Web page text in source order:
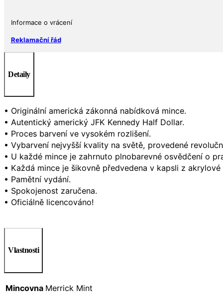
Informace o vrácení
Reklamační řád
Detaily
• Originální americká zákonná nabídková mince.
• Autentický americký JFK Kennedy Half Dollar.
• Proces barvení ve vysokém rozlišení.
• Vybarvení nejvyšší kvality na světě, provedené
• U každé mince je zahrnuto plnobarevné osvědčení o
• Každá mince je šikovně předvedena v kapsli z akrylové
• Pamětní vydání.
• Spokojenost zaručena.
• Oficiálně licencováno!
Vlastnosti
Mincovna Merrick Mint